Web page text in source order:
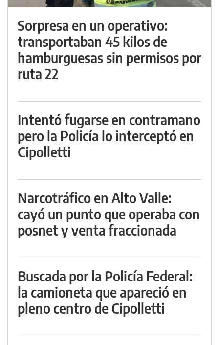
Sorpresa en un operativo:
transportaban 45 kilos de
hamburguesas sin permisos por
ruta 22
Intentó fugarse en contramano
pero la Policía lo interceptó en
Cipolletti
Narcotráfico en Alto Valle:
cayó un punto que operaba con
posnet y venta fraccionada
Buscada por la Policía Federal:
la camioneta que apareció en
pleno centro de Cipolletti